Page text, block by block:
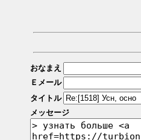
おなまえ
Ｅメール
タイトル
メッセージ